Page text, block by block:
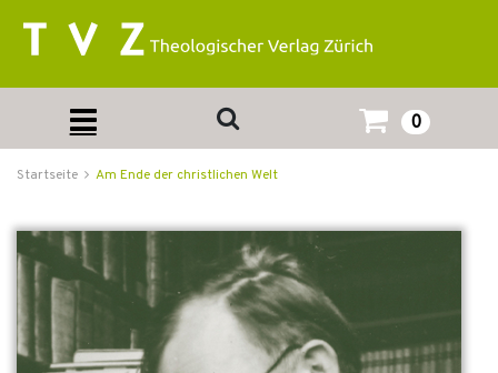
0
Startseite Am Ende der christlichen Welt